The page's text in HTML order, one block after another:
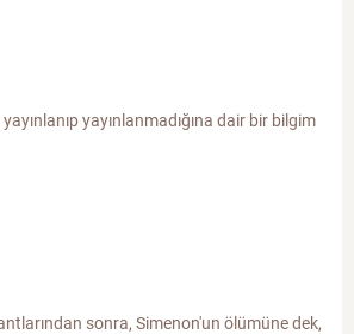
yayınlanmadığına dair bir bilgim
sonra, Simenon'un ölümüne dek,